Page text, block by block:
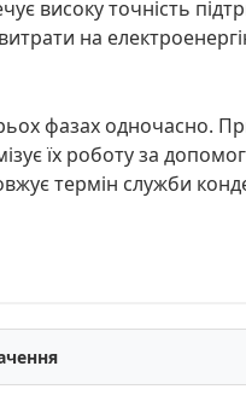
високу точність
на
фазах одночасно.
їх роботу за
термін служби